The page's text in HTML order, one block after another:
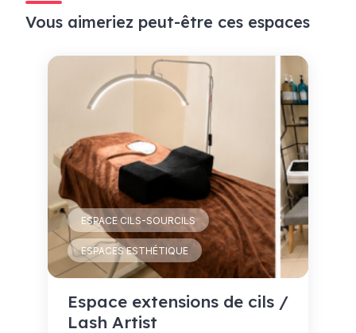
Vous aimeriez peut-être ces espaces
ESPACE CILS-SOURCILS
ESPACES ESTHÉTIQUE
Espace extensions de cils /
Lash Artist